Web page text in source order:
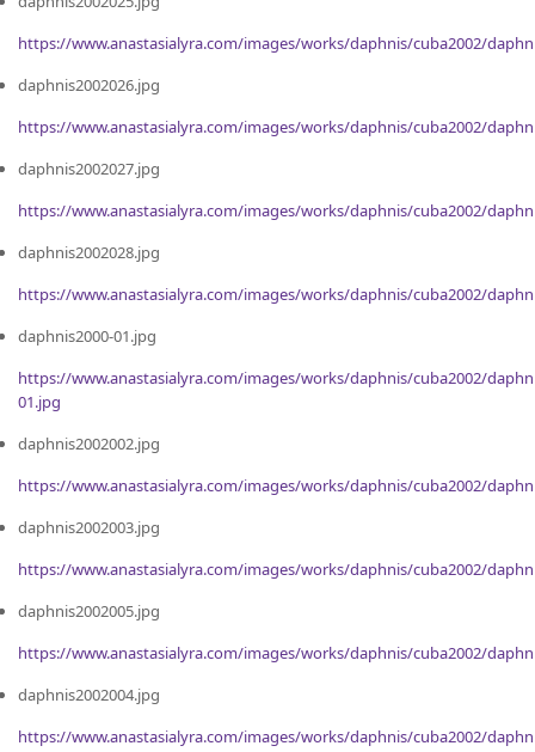
https://www.anastasialyra.com/images/works/daphnis/cuba2002/
daphnis2002026.jpg
https://www.anastasialyra.com/images/works/daphnis/cuba2002/
daphnis2002027.jpg
https://www.anastasialyra.com/images/works/daphnis/cuba2002/
daphnis2002028.jpg
https://www.anastasialyra.com/images/works/daphnis/cuba2002/
daphnis2000-01.jpg
https://www.anastasialyra.com/images/works/daphnis/cuba2002/
01.jpg
daphnis2002002.jpg
https://www.anastasialyra.com/images/works/daphnis/cuba2002/
daphnis2002003.jpg
https://www.anastasialyra.com/images/works/daphnis/cuba2002/
daphnis2002005.jpg
https://www.anastasialyra.com/images/works/daphnis/cuba2002/
daphnis2002004.jpg
https://www.anastasialyra.com/images/works/daphnis/cuba2002/